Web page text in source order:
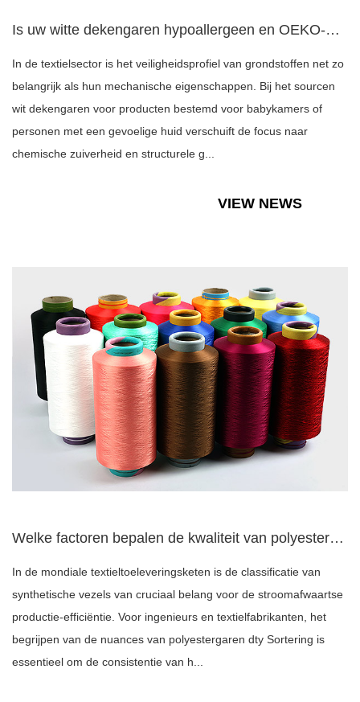
Is uw witte dekengaren hypoallergeen en OEKO-TEX-gecertifice...
In de textielsector is het veiligheidsprofiel van grondstoffen net zo
belangrijk als hun mechanische eigenschappen. Bij het sourcen
wit dekengaren voor producten bestemd voor babykamers of
personen met een gevoelige huid verschuift de focus naar
chemische zuiverheid en structurele g...
VIEW NEWS
Welke factoren bepalen de kwaliteit van polyestergaren DTY: ...
In de mondiale textieltoeleveringsketen is de classificatie van
synthetische vezels van cruciaal belang voor de stroomafwaartse
productie-efficiëntie. Voor ingenieurs en textielfabrikanten, het
begrijpen van de nuances van polyestergaren dty Sortering is
essentieel om de consistentie van h...